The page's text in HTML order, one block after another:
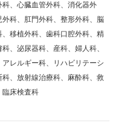
、心臓血管外科、消化器外
科、肛門外科、整形外科、脳
移植外科、歯科口腔外科、精
、泌尿器科、産科、婦人科、
レルギー科、リハビリテーシ
科、放射線治療科、麻酔科、救
臨床検査科